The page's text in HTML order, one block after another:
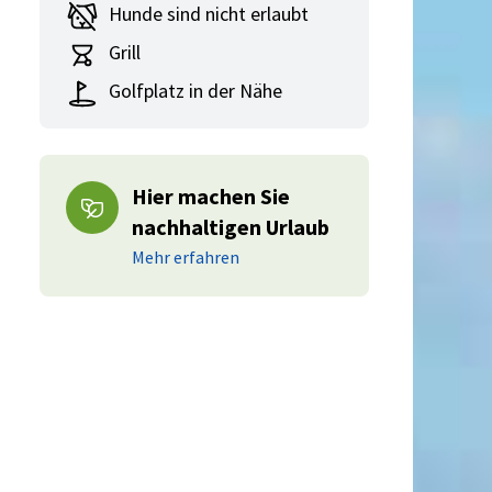
Hunde sind nicht erlaubt
Grill
Golfplatz in der Nähe
Hier machen Sie
nachhaltigen Urlaub
Mehr erfahren